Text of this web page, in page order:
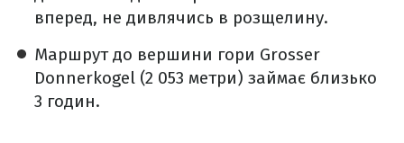
вперед, не дивлячись в розщелину.
Маршрут до вершини гори Grosser
Donnerkogel (2 053 метри) займає близько
3 годин.